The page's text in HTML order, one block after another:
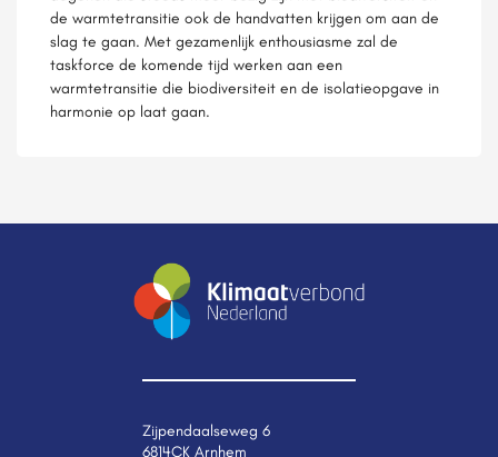
de warmtetransitie ook de handvatten krijgen om aan de
slag te gaan. Met gezamenlijk enthousiasme zal de
taskforce de komende tijd werken aan een
warmtetransitie die biodiversiteit en de isolatieopgave in
harmonie op laat gaan.
Zijpendaalseweg 6
6814CK Arnhem